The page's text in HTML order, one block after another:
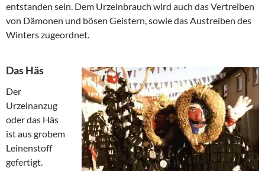
entstanden sein. Dem Urzelnbrauch wird auch das Vertreiben
von Dämonen und bösen Geistern, sowie das Austreiben des
Winters zugeordnet.
Das Häs
Der
Urzelnanzug
oder das Häs
ist aus grobem
Leinenstoff
gefertigt.